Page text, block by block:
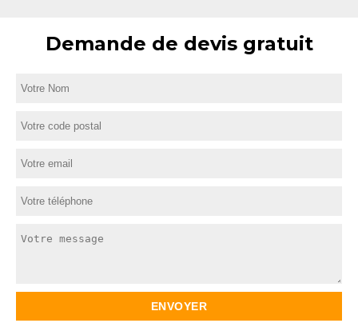
Demande de devis gratuit